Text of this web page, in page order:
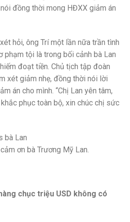
đồng thời mong HĐXX giảm án
hỏi, ông Trí một lần nữa trần tình
phạm tội là trong bối cảnh bà Lan
đoạt tiền. Chủ tịch tập đoàn
xét giảm nhẹ, đồng thời nói lời
án cho mình. “Chị Lan yên tâm,
phục toàn bộ, xin chúc chị sức
ơn bà Trương Mỹ Lan.
chục triệu USD không có